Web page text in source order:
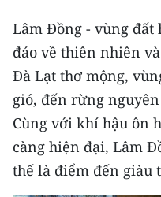
Lâm Đồng - vùng
đáo về thiên nhiên
Đà Lạt thơ mộng,
gió, đến rừng
Cùng với khí hậu ôn
càng hiện đại, Lâm
thế là điểm đến giàu